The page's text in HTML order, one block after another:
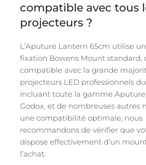
compatible avec tous
projecteurs ?
L’Aputure Lantern 65cm utilise
fixation Bowens Mount standard,
compatible avec la grande
projecteurs LED professionnels
incluant toute la gamme
Godox, et de nombreuses autres
une compatibilité optimale, nous
recommandons de vérifier que
dispose effectivement d’un
l’achat.